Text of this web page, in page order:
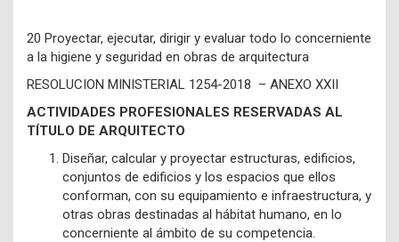
20 Proyectar, ejecutar, dirigir y evaluar todo lo concerniente
a la higiene y seguridad en obras de arquitectura
RESOLUCION MINISTERIAL 1254-2018 – ANEXO XXII
ACTIVIDADES PROFESIONALES RESERVADAS AL
TÍTULO DE ARQUITECTO
Diseñar, calcular y proyectar estructuras, edificios,
conjuntos de edificios y los espacios que ellos
conforman, con su equipamiento e infraestructura, y
otras obras destinadas al hábitat humano, en lo
concerniente al ámbito de su competencia.